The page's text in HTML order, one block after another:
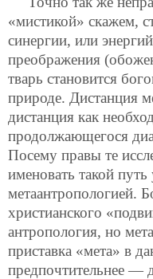
«мистикой» скажем,
синергии, или
преображения
тварь становится
природе. Дистанция
дистанция как
продолжающегося
Посему правы те
именовать такой
метаантропологией.
христианского
антропология, но
приставка «мета» в
предпочтительнее —